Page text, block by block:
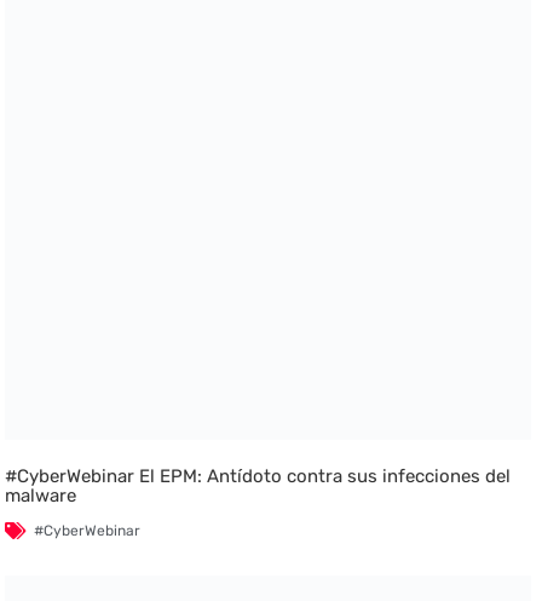
#CyberWebinar El EPM: Antídoto contra sus infecciones del
malware
#CyberWebinar